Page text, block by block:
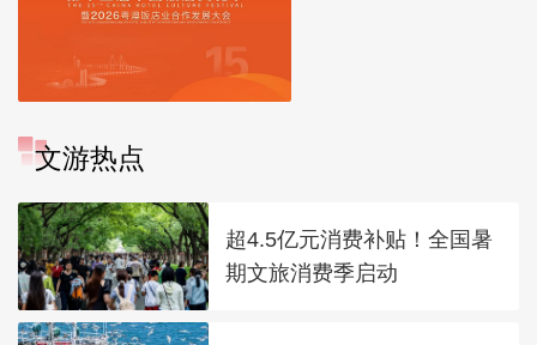
文游热点
超4.5亿元消费补贴！全国暑
期文旅消费季启动